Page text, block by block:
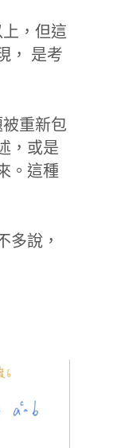
，但這
， 是考
重新包
，或是
。這種
多說，